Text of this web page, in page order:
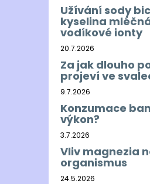
Užívání sody
kyselina
vodíkové ionty
20.7.2026
Za jak dlouho
projeví ve
9.7.2026
Konzumace
výkon?
3.7.2026
Vliv magnezia
organismus
24.5.2026